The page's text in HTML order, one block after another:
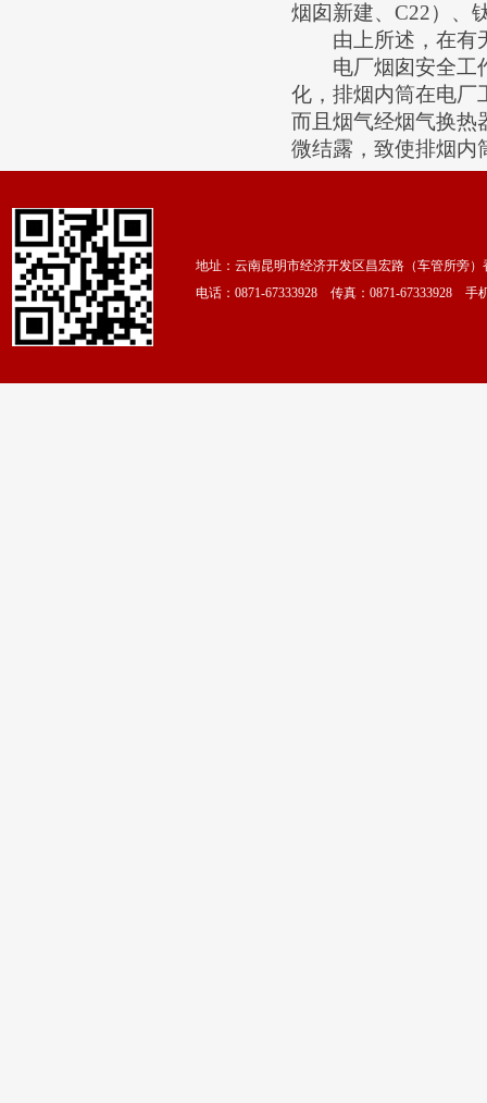
烟囱新建、 C22）、
由上所述，在有无
电厂烟囱安全工作
化，排烟内筒在电厂
而且烟气经烟气换热
微结露，致使排烟内
地址：云南昆明市经济开发区昌宏路（车管所旁
电话：0871-67333928 传真：0871-67333928 手